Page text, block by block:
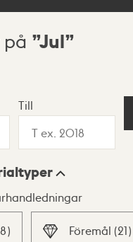
Jul
Till
) Föremål (21)